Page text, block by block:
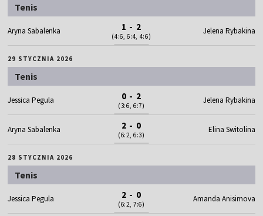
Tenis
Aryna Sabalenka 1 - 2
(4:6, 6:4, 4:6)
Jelena Rybakina
29 STYCZNIA 2026
Tenis
Jessica Pegula 0 - 2
(3:6, 6:7)
Jelena Rybakina
Aryna Sabalenka 2 - 0
(6:2, 6:3)
Elina Switolina
28 STYCZNIA 2026
Tenis
Jessica Pegula 2 - 0
(6:2, 7:6)
Amanda Anisimova